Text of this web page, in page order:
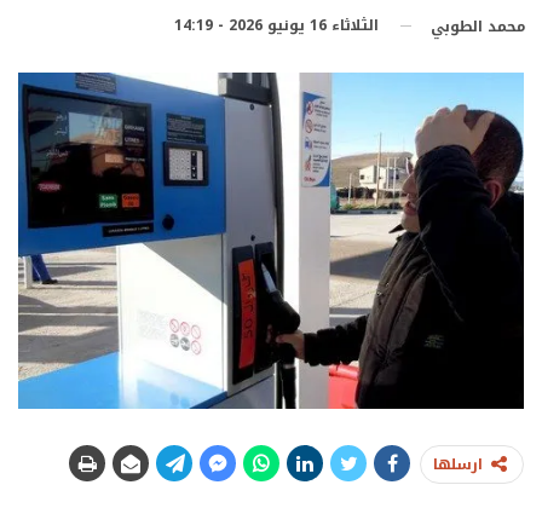
محمد الطوبي الثلاثاء 16 يونيو 2026 - 14:19
ارسلها